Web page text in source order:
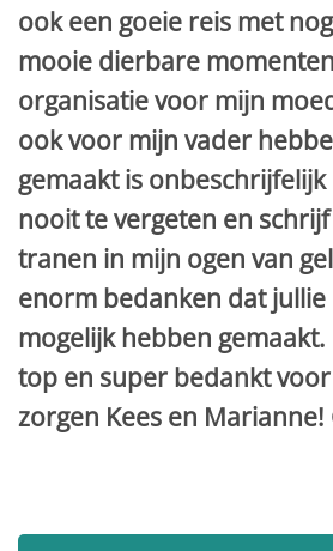
ook een goeie reis met
mooie dierbare
organisatie voor mijn
ook voor mijn vader
gemaakt is
nooit te vergeten en
tranen in mijn ogen van
enorm bedanken dat jullie
mogelijk hebben
top en super bedankt
zorgen Kees en Marianne!